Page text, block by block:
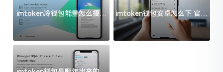
imtoken冷钱包能量怎么搞？
过来人告诉你门道
imtoken钱包安卓怎么下 官方
渠道避坑指南